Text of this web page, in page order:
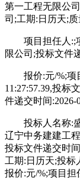
第一工程无限公
司;工期:日历天;质
项目担任人:;项
限公司;投标文件
报价:元/%;项目
11:27:57.39,投标
件递交时间:2026-
投标人名称:盛
辽宁中务建建工
投标文件递交时
工期:日历天;投标
报价:元/%;项目